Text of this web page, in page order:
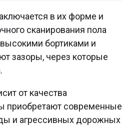
в их форме и
сканирования пола
бортиками и
зазоры, через которые
от качества
приобретают современные
и агрессивных дорожных